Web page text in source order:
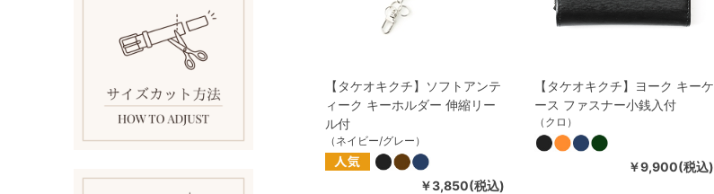
【タケオキクチ】ソフトアンテ
ィーク キーホルダー 伸縮リー
ル付
（ネイビー/グレー）
￥3,850(税込)
【タケオキクチ】ヨーク キーケ
ース ファスナー小銭入付
（クロ）
￥9,900(税込)